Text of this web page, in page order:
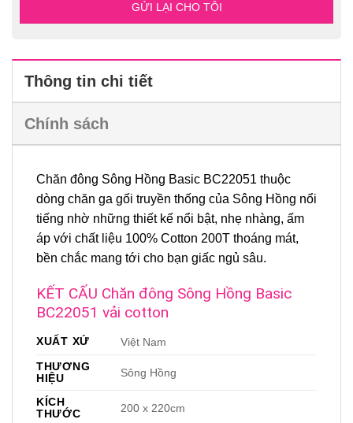
Thông tin chi tiết
Chính sách
Chăn đông Sông Hồng Basic BC22051 thuộc
dòng chăn ga gối truyền thống của Sông Hồng nổi
tiếng nhờ những thiết kế nổi bật, nhẹ nhàng, ấm
áp với chất liệu 100% Cotton 200T thoáng mát,
bền chắc mang tới cho bạn giấc ngủ sâu.
KẾT CẤU Chăn đông Sông Hồng Basic
BC22051 vải cotton
XUẤT XỨ
Việt Nam
THƯƠNG
HIỆU
Sông Hồng
KÍCH
THƯỚC
200 x 220cm